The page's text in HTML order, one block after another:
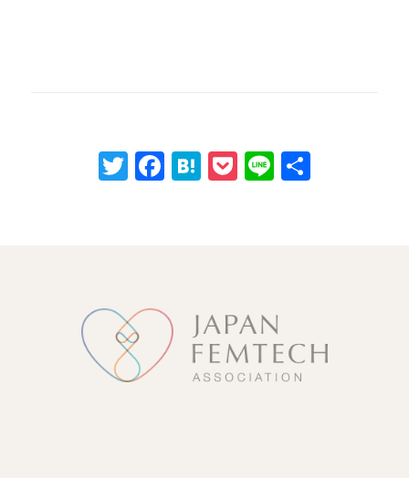
TwitterFacebook
HatenaPocket
Line